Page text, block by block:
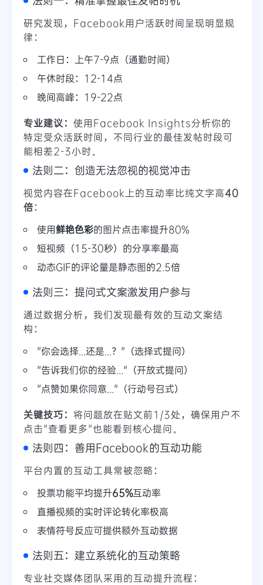
研究发现，Facebook用户活跃时间呈现明显规
律：
工作日：上午7-9点（通勤时间）
午休时段：12-14点
晚间高峰：19-22点
专业建议： 使用Facebook Insights分析你的
特定受众活跃时间，不同行业的最佳发帖时段可
能相差2-3小时。
法则二：创造无法忽视的视觉冲击
视觉内容在Facebook上的互动率比纯文字高40
倍：
使用鲜艳色彩的图片点击率提升80%
短视频（15-30秒）的分享率最高
动态GIF的评论量是静态图的2.5倍
法则三：提问式文案激发用户参与
通过数据分析，我们发现最有效的互动文案结
构：
"你会选择...还是...？"（选择式提问）
"告诉我们你的经验..."（开放式提问）
"点赞如果你同意..."（行动号召式）
关键技巧： 将问题放在贴文前1/3处，确保用户不
点击"查看更多"也能看到核心提问。
法则四：善用Facebook的互动功能
平台内置的互动工具常被忽略：
投票功能平均提升65%互动率
直播视频的实时评论转化率极高
表情符号反应可提供额外互动数据
法则五：建立系统化的互动策略
专业社交媒体团队采用的互动提升流程：